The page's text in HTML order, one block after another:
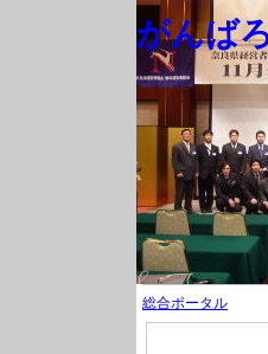
がんば
総合ポータル